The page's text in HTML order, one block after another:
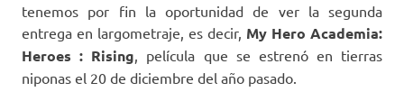
tenemos por fin la oportunidad de ver la segunda
entrega en largometraje, es decir, My Hero Academia:
Heroes : Rising , película que se estrenó en tierras
niponas el 20 de diciembre del año pasado.